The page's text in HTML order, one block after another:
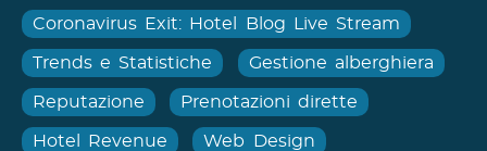
Coronavirus Exit: Hotel Blog Live Stream
Trends e Statistiche Gestione alberghiera
Reputazione Prenotazioni dirette
Hotel Revenue Web Design